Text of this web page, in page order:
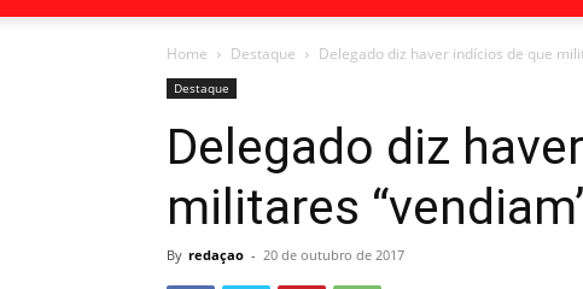
Home Destaque Delegado diz haver indícios de que
Destaque
Delegado diz
militares
By redaçao - 20 de outubro de 2017